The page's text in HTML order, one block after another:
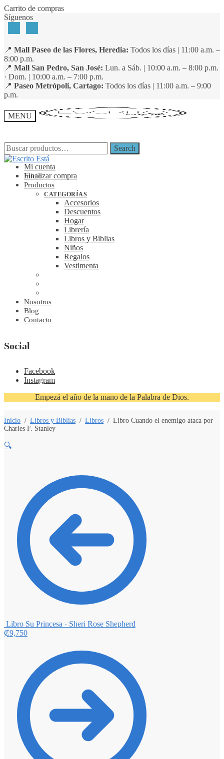
Skip
to
Skip
to
Carrito de compras
Síguenos
📍 Mall Paseo de las Flores, Heredia: Todos los días | 11:00 a.m. –
8:00 p.m.
📍 Mall San Pedro, San José: Lun. a Sáb. | 10:00 a.m. – 8:00 p.m.
· Dom. | 10:00 a.m. – 7:00 p.m.
📍 Paseo Metrópoli, Cartago: Todos los días | 11:00 a.m. – 9:00
p.m.
MENU
Search
for:
Search
Mi cuenta
Finalizar compra
Search
for:
Search
Inicio
Productos
CATEGORÍAS
Accesorios
Descuentos
Hogar
Librería
Libros y Biblias
Niños
Regalos
Vestimenta
Nosotros
Blog
Contacto
Social
Facebook
Instagram
Empezá el año de la mano de la Palabra de Dios.
Inicio / Libros y Biblias / Libros / Libro Cuando el enemigo ataca por
Charles F. Stanley
🔍
Libro Su Princesa - Sheri Rose Shepherd
₡9,750